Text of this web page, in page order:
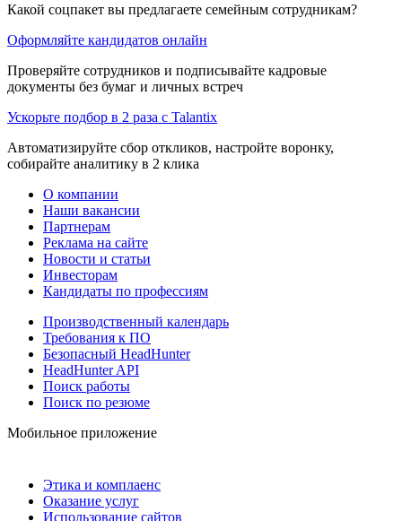
Какой соцпакет вы предлагаете семейным сотрудникам?
Оформляйте кандидатов онлайн
Проверяйте сотрудников и подписывайте кадровые
документы без бумаг и личных встреч
Ускорьте подбор в 2 раза с Talantix
Автоматизируйте сбор откликов, настройте воронку,
собирайте аналитику в 2 клика
О компании
Наши вакансии
Партнерам
Реклама на сайте
Новости и статьи
Инвесторам
Кандидаты по профессиям
Производственный календарь
Требования к ПО
Безопасный HeadHunter
HeadHunter API
Поиск работы
Поиск по резюме
Мобильное приложение
Этика и комплаенс
Оказание услуг
Использование сайтов